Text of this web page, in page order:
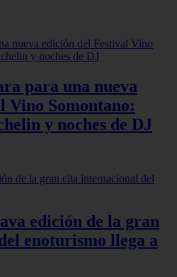
para una nueva
Vino Somontano:
y noches de DJ
edición de la gran
enoturismo llega a